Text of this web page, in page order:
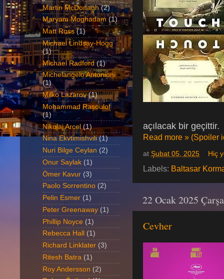
açılacak bir geçittir.
Read more » (Spoiler
at Şubat 05, 2025 Hiç
Labels: Baltasar
22 Ocak 2025
Cevher
Martin McDonagh (2)
Maryam Moghadam (1)
Matt Ross (1)
Michael Lindsay-Hogg
(1)
Michael Radford (1)
Michelangelo Antonioni
(1)
Milko Lazarov (1)
Mohammad Rasoulof
(1)
Nikolaj Arcel (1)
Nina Ekvtimishvili (1)
Nuri Bilge Ceylan (2)
Onur Saylak (1)
Ömer Kavur (3)
Paolo Sorrentino (2)
Pelin Esmer (1)
Peter Greenaway (1)
Phillip Noyce (1)
Rebecca Hall
(1)
Richard Linklater (3)
Ritesh Batra (1)
Roy Andersson (2)